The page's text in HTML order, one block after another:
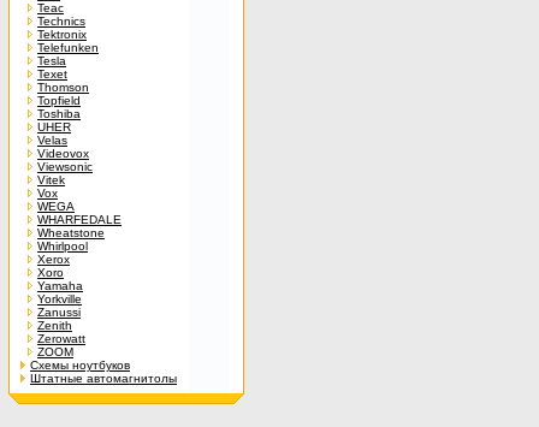
Teac
Technics
Tektronix
Telefunken
Tesla
Texet
Thomson
Topfield
Toshiba
UHER
Velas
Videovox
Viewsonic
Vitek
Vox
WEGA
WHARFEDALE
Wheatstone
Whirlpool
Xerox
Xoro
Yamaha
Yorkville
Zanussi
Zenith
Zerowatt
ZOOM
Схемы ноутбуков
Штатные автомагнитолы